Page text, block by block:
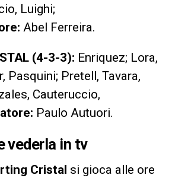
Luighi;
Abel Ferreira.
(4-3-3): Enriquez; Lora,
Pasquini; Pretell, Tavara,
Cauteruccio,
Paulo Autuori.
vederla in tv
Cristal si gioca alle ore